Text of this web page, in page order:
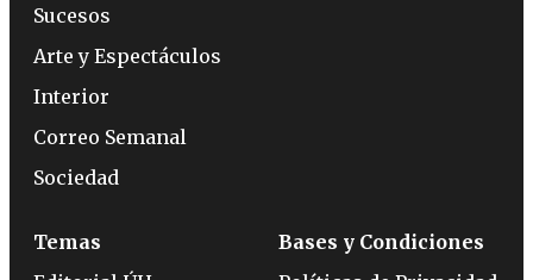
Sucesos
Arte y Espectáculos
Interior
Correo Semanal
Sociedad
Temas
Bases y Condiciones